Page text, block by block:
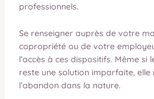
professionnels.
Se renseigner auprès de votre
copropriété ou de votre
l’accès à ces dispositifs. Même
reste une solution imparfaite,
l’abandon dans la nature.